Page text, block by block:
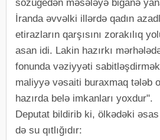
sözügedən məsələyə biganə
İranda əvvəlki illərdə qadın
etirazların qarşısını zorakılıq
asan idi. Lakin hazırkı
fonunda vəziyyəti
maliyyə vəsaiti buraxmaq tələb
hazırda belə imkanları yoxdur".
Deputat bildirib ki, ölkədəki
də su qıtlığıdır: